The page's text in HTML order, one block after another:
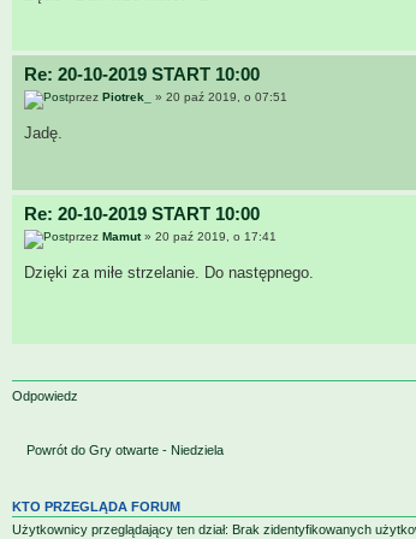
Re: 20-10-2019 START 10:00
przez Piotrek_ » 20 paź 2019, o 07:51
Jadę.
Re: 20-10-2019 START 10:00
przez Mamut» 20 paź 2019, o 17:41
Dzięki za miłe strzelanie. Do następnego.
Odpowiedz
Powrót do Gry otwarte - Niedziela
KTO PRZEGLĄDA FORUM
Użytkownicy przeglądający ten dział: Brak zidentyfikowanych